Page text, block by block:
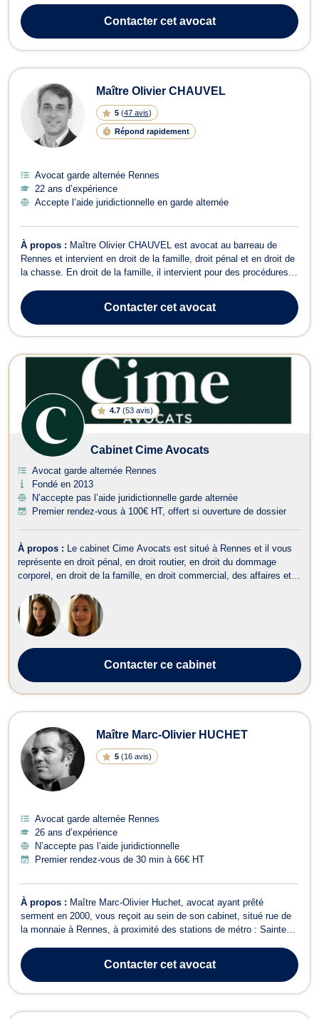
de deux cabinets avant de fonder, au 1er janvier 2025, son propre
cabinet avec trois...
Contactercet avocat
Maître Olivier CHAUVEL
5 (47 avis)
Répond rapidement
Avocat garde alternée Rennes
22 ans d’expérience
Accepte l’aide juridictionnelle en garde alternée
À propos : Maître Olivier CHAUVEL est avocat au barreau de
Rennes et intervient en droit de la famille, droit pénal et en droit de
la chasse. En droit de la famille, il intervient pour des procédures
des enfants, de pension alimentaire, d'adoption, de filiation ou au
...
Contactercet avocat
4.7 (53 avis)
Cabinet Cime Avocats
Avocat garde alternée Rennes
Fondé en 2013
N’accepte pas l’aide juridictionnelle garde alternée
Premier rendez-vous à 100€ HT, offert si ouverture de dossier
À propos :
Le cabinet Cime Avocats est situé à Rennes et il vous
représente en droit pénal, en droit routier, en droit du dommage
corporel, en droit de la famille, en droit commercial, des affaires et
Cime Avocats accompagne ses clients en droit routier et droit ...
Contacterce cabinet
Maître Marc-Olivier HUCHET
5 (16 avis)
Avocat garde alternée Rennes
26 ans d’expérience
N’accepte pas l’aide juridictionnelle
Premier rendez-vous de 30 min à 66€ HT
À propos : Maître Marc-Olivier Huchet, avocat ayant prêté
serment en 2000, vous reçoit au sein de son cabinet, situé rue de
la monnaie à Rennes, à proximité des stations de métro : Sainte
Pierre de Rennes. Maître Marc-Olivier Huchet vous propose
conseils et assistance e...Contactercet avocat